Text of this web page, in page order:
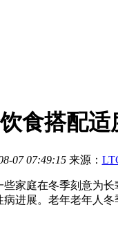
食搭配适
07 07:49:15来源：
家庭在冬季刻意为长
病进展。老年老年人冬